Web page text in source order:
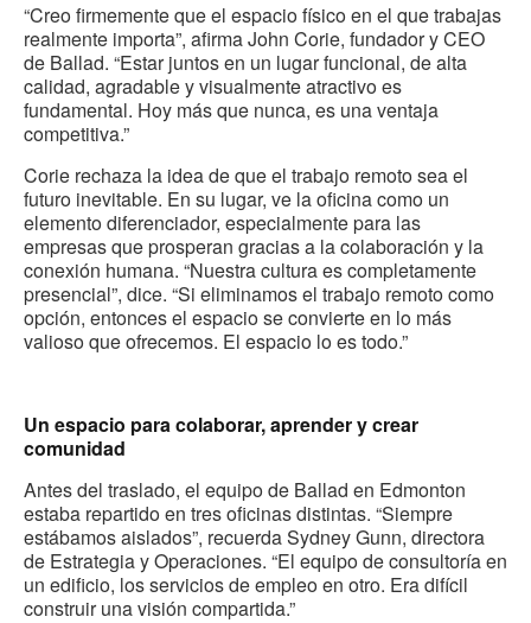
“Creo firmemente que el espacio físico en el que trabajas
realmente importa”, afirma John Corie, fundador y CEO
de Ballad. “Estar juntos en un lugar funcional, de alta
calidad, agradable y visualmente atractivo es
fundamental. Hoy más que nunca, es una ventaja
competitiva.”
Corie rechaza la idea de que el trabajo remoto sea el
futuro inevitable. En su lugar, ve la oficina como un
elemento diferenciador, especialmente para las
empresas que prosperan gracias a la colaboración y la
conexión humana. “Nuestra cultura es completamente
presencial”, dice. “Si eliminamos el trabajo remoto como
opción, entonces el espacio se convierte en lo más
valioso que ofrecemos. El espacio lo es todo.”
Un espacio para colaborar, aprender y crear
comunidad
Antes del traslado, el equipo de Ballad en Edmonton
estaba repartido en tres oficinas distintas. “Siempre
estábamos aislados”, recuerda Sydney Gunn, directora
de Estrategia y Operaciones. “El equipo de consultoría en
un edificio, los servicios de empleo en otro. Era difícil
construir una visión compartida.”